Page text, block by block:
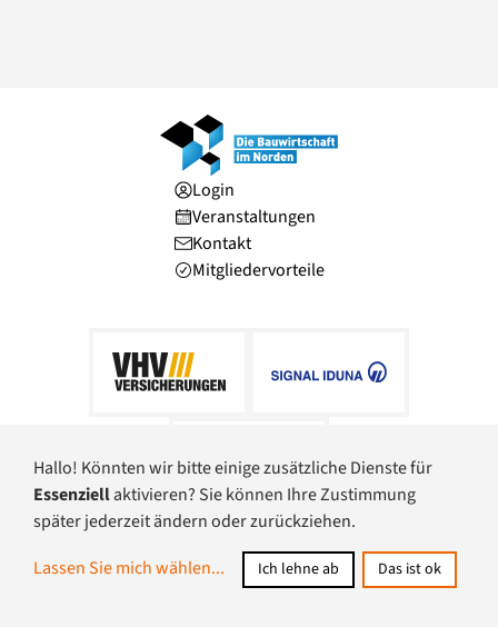
Login
Veranstaltungen
Kontakt
Mitgliedervorteile
© Baugewerbeverband Schleswig-Holstein
Barrierefreiheit
Hallo! Könnten wir bitte einige zusätzliche Dienste für
Essenziellaktivieren? Sie können Ihre Zustimmung
später jederzeit ändern oder zurückziehen.
Lassen Sie mich wählen... Ich lehne ab Das ist ok